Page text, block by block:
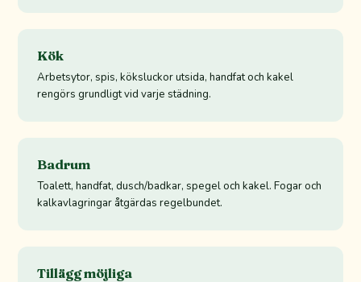
Kök
Arbetsytor, spis, köksluckor utsida, handfat och kakel
rengörs grundligt vid varje städning.
Badrum
Toalett, handfat, dusch/badkar, spegel och kakel. Fogar och
kalkavlagringar åtgärdas regelbundet.
Tillägg möjliga